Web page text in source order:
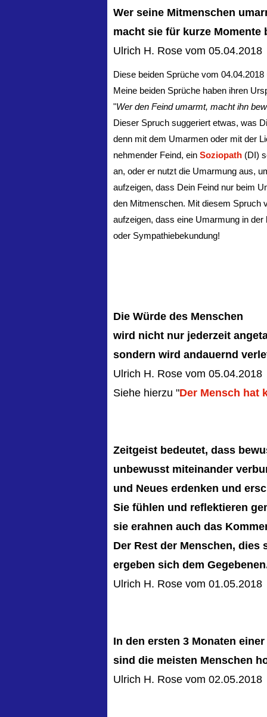
Wer seine Mitmenschen
macht sie für kurze Momente
Ulrich H. Rose vom 05.04.2018
Diese beiden Sprüche vom
Meine beiden Sprüche haben ihren
"Wer den Feind umarmt, macht ihn
Dieser Spruch suggeriert etwas, was
denn mit dem Umarmen oder mit der
nehmender Feind, ein Soziopath (DI)
an, oder er nutzt die Umarmung aus,
aufzeigen, dass Dein Feind nur beim
den Mitmenschen. Mit diesem Spruch
aufzeigen, dass eine Umarmung in
oder Sympathiebekundung!
Die Würde des Menschen
wird nicht nur jederzeit
sondern wird andauernd
Ulrich H. Rose vom 05.04.2018
Siehe hierzu "Der Mensch hat
Zeitgeist bedeutet, dass
unbewusst miteinander
und Neues erdenken und
Sie fühlen und reflektieren
sie erahnen auch das
Der Rest der Menschen,
ergeben sich dem
Ulrich H. Rose vom 01.05.2018
In den ersten 3 Monaten
sind die meisten Menschen
Ulrich H. Rose vom 02.05.2018